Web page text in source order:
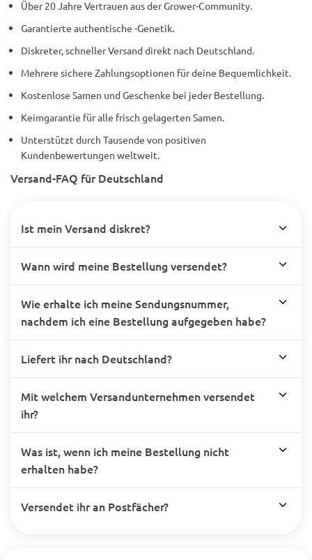
Über 20 Jahre Vertrauen aus der Grower-Community.
Garantierte authentische -Genetik.
Diskreter, schneller Versand direkt nach Deutschland.
Mehrere sichere Zahlungsoptionen für deine Bequemlichkeit.
Kostenlose Samen und Geschenke bei jeder Bestellung.
Keimgarantie für alle frisch gelagerten Samen.
Unterstützt durch Tausende von positiven
Kundenbewertungen weltweit.
Versand-FAQ für Deutschland
Ist mein Versand diskret?
Wann wird meine Bestellung versendet?
Wie erhalte ich meine Sendungsnummer,
nachdem ich eine Bestellung aufgegeben habe?
Liefert ihr nach Deutschland?
Mit welchem Versandunternehmen versendet
ihr?
Was ist, wenn ich meine Bestellung nicht
erhalten habe?
Versendet ihr an Postfächer?